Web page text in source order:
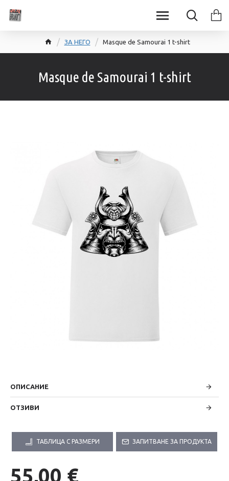
ЗА НЕГО Masque de Samourai 1 t-shirt
Masque de Samourai 1 t-shirt
ОПИСАНИЕ
ОТЗИВИ
ТАБЛИЦА С РАЗМЕРИ ЗАПИТВАНЕ ЗА ПРОДУКТА
55,00 €